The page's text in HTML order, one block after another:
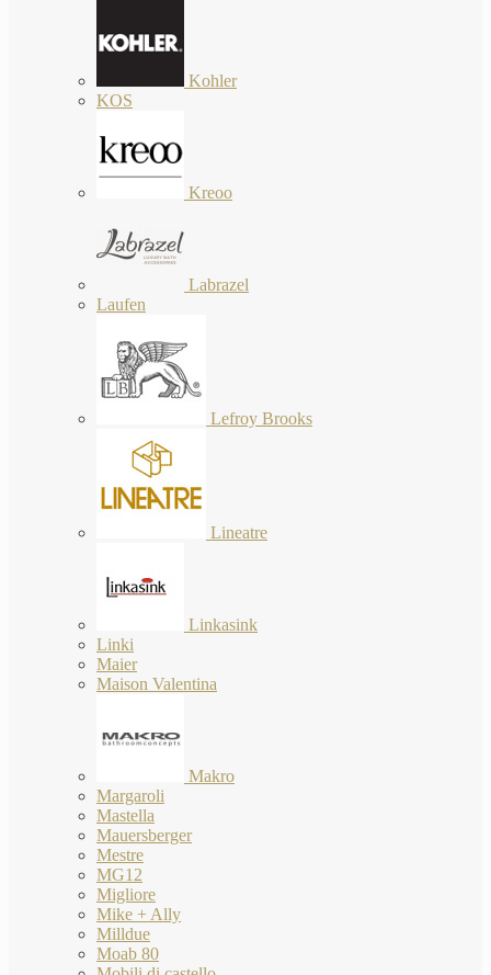
Kohler
KOS
Kreoo
Labrazel
Laufen
Lefroy Brooks
Lineatre
Linkasink
Linki
Maier
Maison Valentina
Makro
Margaroli
Mastella
Mauersberger
Mestre
MG12
Migliore
Mike + Ally
Milldue
Moab 80